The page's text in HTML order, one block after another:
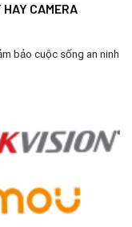
HAY CAMERA
bảo cuộc sống an ninh